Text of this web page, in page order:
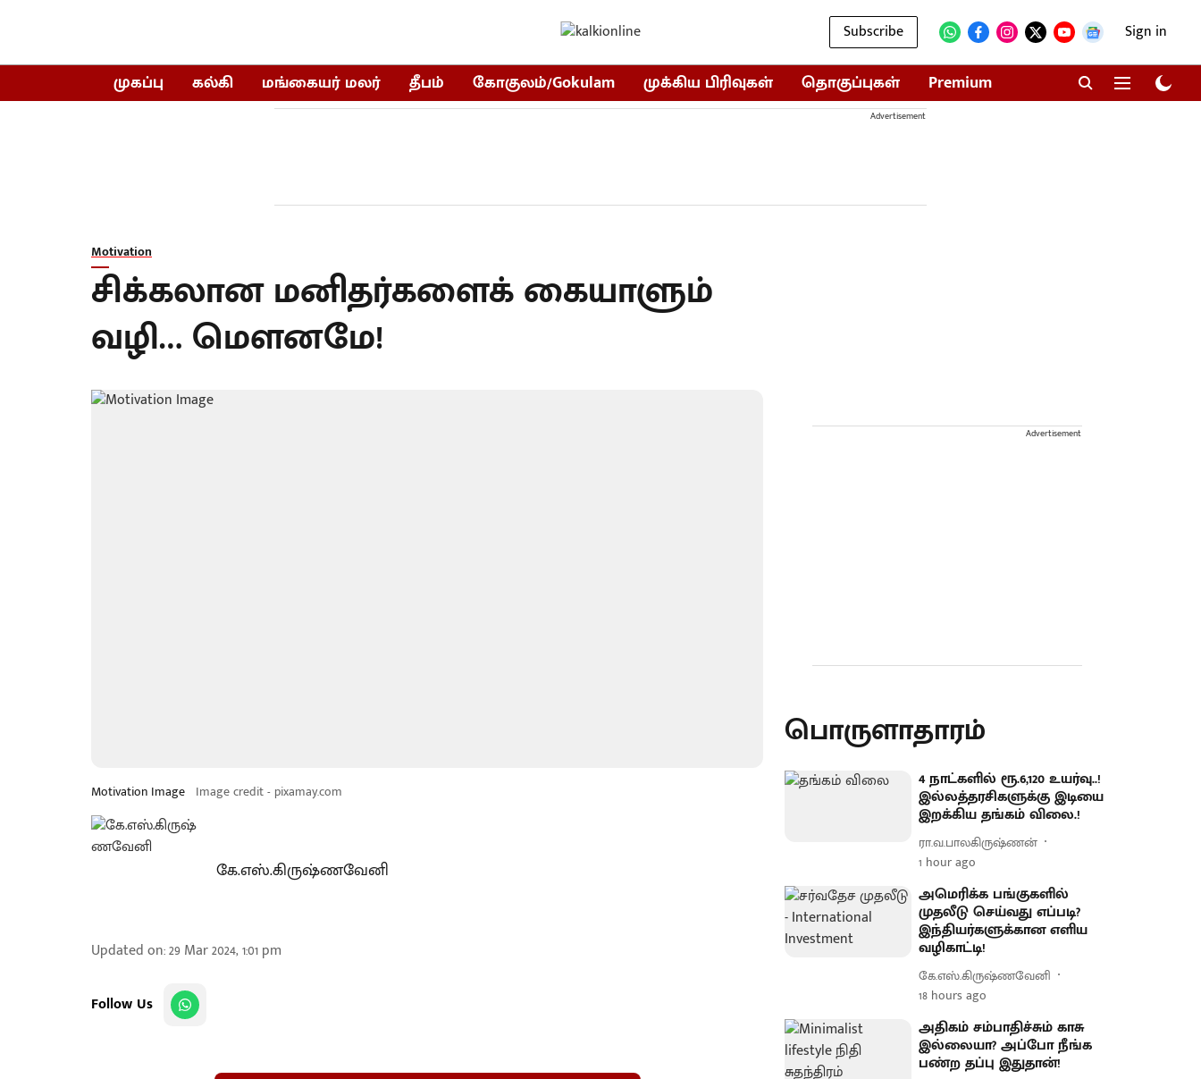
Subscribe Sign in
முகப்பு கல்கி மங்கையர் மலர் தீபம் கோகுலம்/Gokulam முக்கிய பிரிவுகள் தொகுப்புகள் Premium
Advertisement
Motivation
சிக்கலான மனிதர்களைக் கையாளும்
வழி… மௌனமே!
Motivation Image Image credit - pixamay.com
கே.எஸ்.கிருஷ்ணவேனி
Updated on:29 Mar 2024, 1:01 pm
Follow Us
Advertisement
பொருளாதாரம்
4 நாட்களில் ரூ.6,120 உயர்வு..!
இல்லத்தரசிகளுக்கு இடியை
இறக்கிய தங்கம் விலை.!
ரா.வ.பாலகிருஷ்ணன்
1 hour ago
அமெரிக்க பங்குகளில்
முதலீடு செய்வது எப்படி?
இந்தியர்களுக்கான எளிய
வழிகாட்டி!
கே.எஸ்.கிருஷ்ணவேனி
18 hours ago
அதிகம் சம்பாதிச்சும் காசு
இல்லையா? அப்போ நீங்க
பண்ற தப்பு இதுதான்!